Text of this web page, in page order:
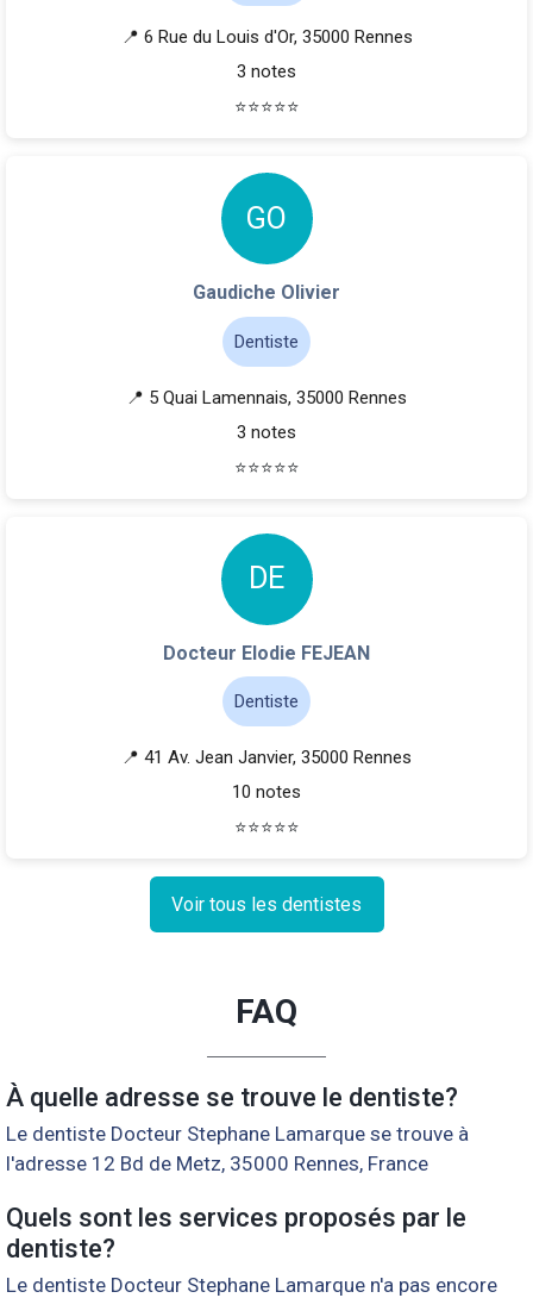
📍 6 Rue du Louis d'Or, 35000 Rennes
3 notes
⭐⭐⭐⭐⭐
GO
Gaudiche Olivier
Dentiste
📍 5 Quai Lamennais, 35000 Rennes
3 notes
⭐⭐⭐⭐⭐
DE
Docteur Elodie FEJEAN
Dentiste
📍 41 Av. Jean Janvier, 35000 Rennes
10 notes
⭐⭐⭐⭐⭐
Voir tous les dentistes
FAQ
À quelle adresse se trouve le dentiste?
Le dentiste Docteur Stephane Lamarque se trouve à
l'adresse 12 Bd de Metz, 35000 Rennes, France
Quels sont les services proposés par le
dentiste?
Le dentiste Docteur Stephane Lamarque n'a pas encore